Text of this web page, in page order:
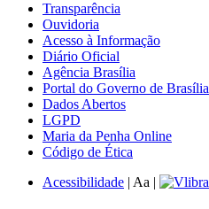
Transparência
Ouvidoria
Acesso à Informação
Diário Oficial
Agência Brasília
Portal do Governo de Brasília
Dados Abertos
LGPD
Maria da Penha Online
Código de Ética
Acessibilidade | Aa |